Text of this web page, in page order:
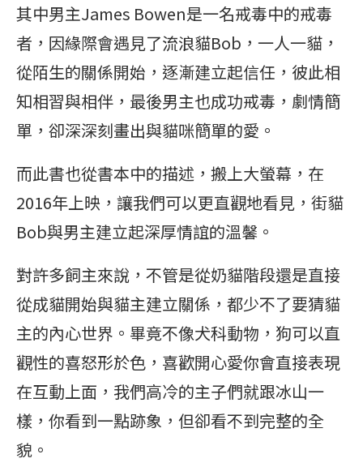
其中男主James Bowen是一名戒毒中的戒毒
者，因緣際會遇見了流浪貓Bob，一人一貓，
從陌生的關係開始，逐漸建立起信任，彼此相
知相習與相伴，最後男主也成功戒毒，劇情簡
單，卻深深刻畫出與貓咪簡單的愛。
而此書也從書本中的描述，搬上大螢幕，在
2016年上映，讓我們可以更直觀地看見，街貓
Bob與男主建立起深厚情誼的溫馨。
對許多飼主來說，不管是從奶貓階段還是直接
從成貓開始與貓主建立關係，都少不了要猜貓
主的內心世界。畢竟不像犬科動物，狗可以直
觀性的喜怒形於色，喜歡開心愛你會直接表現
在互動上面，我們高冷的主子們就跟冰山一
樣，你看到一點跡象，但卻看不到完整的全
貌。